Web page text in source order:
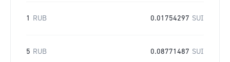
1 RUB 0.01754297 SUI
5 RUB 0.08771487 SUI